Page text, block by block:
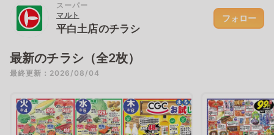
スーパー
マルト
平白土店のチラシ
フォロー
最新のチラシ（全2枚）
最終更新：2026/08/04